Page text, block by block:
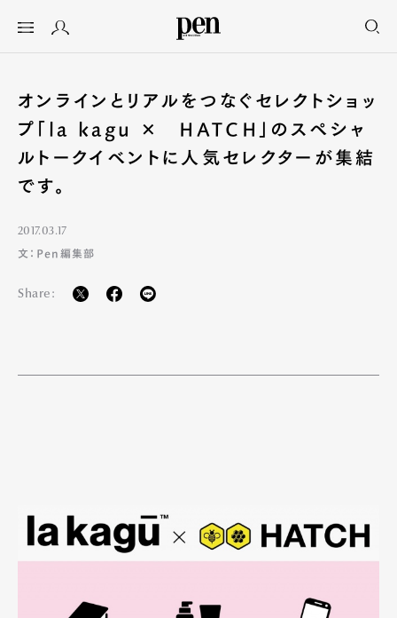
オンラインとリアルをつなぐセレクトショッ
プ「la kagu ✕ HATCH」のスペシャ
ルトークイベントに人気セレクターが集結
です。
2017.03.17
文：Pen編集部
Share: